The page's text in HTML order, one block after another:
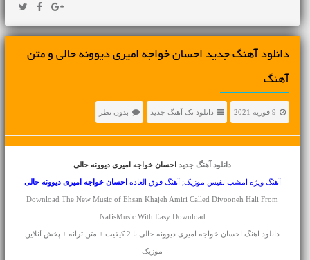
دانلود آهنگ جديد احسان خواجه امیری دیوونه حالی و متن
آهنگ
9 فوریه 2021 دانلود تک آهنگ جدید بدون نظر
دانلود آهنگ جدید احسان خواجه امیری دیوونه حالی
آهنگ ویژه امشب نفیس موزیک; آهنگ فوق العاده احسان خواجه امیری دیوونه حالی
Download The New Music of Ehsan Khajeh Amiri Called Divooneh Hali From
NafisMusic With Easy Download
دانلود اهنگ احسان خواجه امیری دیوونه حالی با 2 کیفیت + متن ترانه + پخش آنلاین
موزیک